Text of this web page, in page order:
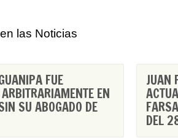
las Noticias
FUE
EN
SU ABOGADO DE
JUAN
DEL